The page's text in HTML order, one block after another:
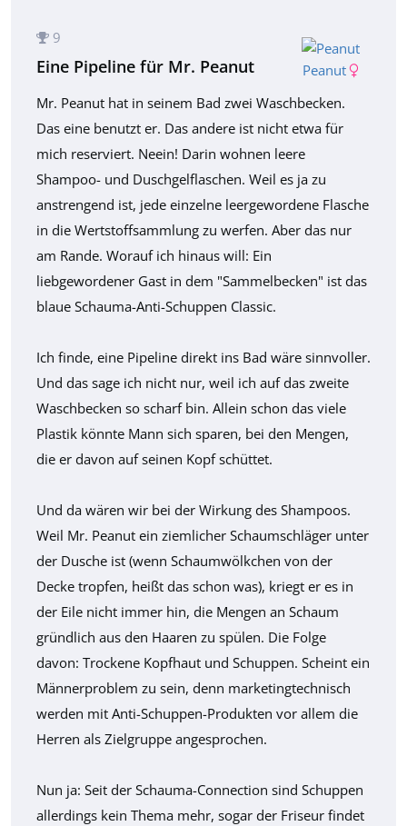
Peanut
9
Eine Pipeline für Mr. Peanut
Mr. Peanut hat in seinem Bad zwei Waschbecken.
Das eine benutzt er. Das andere ist nicht etwa für
mich reserviert. Neein! Darin wohnen leere
Shampoo- und Duschgelflaschen. Weil es ja zu
anstrengend ist, jede einzelne leergewordene Flasche
in die Wertstoffsammlung zu werfen. Aber das nur
am Rande. Worauf ich hinaus will: Ein
liebgewordener Gast in dem "Sammelbecken" ist das
blaue Schauma-Anti-Schuppen Classic.
Ich finde, eine Pipeline direkt ins Bad wäre sinnvoller.
Und das sage ich nicht nur, weil ich auf das zweite
Waschbecken so scharf bin. Allein schon das viele
Plastik könnte Mann sich sparen, bei den Mengen,
die er davon auf seinen Kopf schüttet.
Und da wären wir bei der Wirkung des Shampoos.
Weil Mr. Peanut ein ziemlicher Schaumschläger unter
der Dusche ist (wenn Schaumwölkchen von der
Decke tropfen, heißt das schon was), kriegt er es in
der Eile nicht immer hin, die Mengen an Schaum
gründlich aus den Haaren zu spülen. Die Folge
davon: Trockene Kopfhaut und Schuppen. Scheint ein
Männerproblem zu sein, denn marketingtechnisch
werden mit Anti-Schuppen-Produkten vor allem die
Herren als Zielgruppe angesprochen.
Nun ja: Seit der Schauma-Connection sind Schuppen
allerdings kein Thema mehr, sogar der Friseur findet